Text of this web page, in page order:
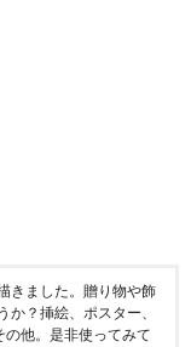
きました。贈り物や飾
？挿絵、ポスター、
他。是非使ってみて